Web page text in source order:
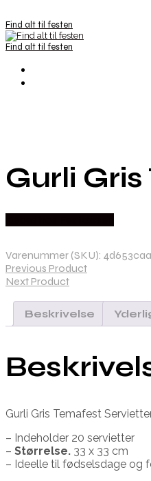
Find alt til festen
Find alt til festen
Gurli
Varenummer (SKU):
Previous Product
Next Product
Beskrivelse
Gurli Gris Temafest
– Indeholder 20 servietter
– Størrelse. 33 x 33 cm
– Ideelle til fødselsdage og